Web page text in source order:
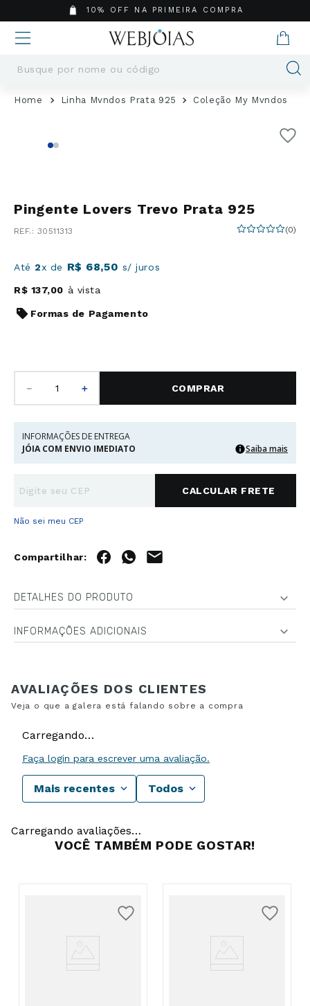
10% OFF NA PRIMEIRA COMPRA
Busque por nome ou código
Linha Mvndos Prata 925 Coleção My Mvndos
Pingente Lovers Trevo Prata 925
: 30511313 (0)
Até 2x de R$ 68,50 s/ juros
R$ 137,00 à vista
Formas de Pagamento
＋
－ COMPRAR
INFORMAÇÕES DE ENTREGA
JÓIA COM ENVIO IMEDIATO
Saiba mais
Não sei meu CEP
DETALHES DO PRODUTO
INFORMAÇÕES ADICIONAIS
Carregando…
Faça login para escrever uma avaliação.
Mais recentes Todos
Carregando avaliações…
VOCÊ TAMBÉM PODE GOSTAR!
Termos mais buscados
6º
Argola
7º
Casamento
9º
Pingente
10 º São Bento